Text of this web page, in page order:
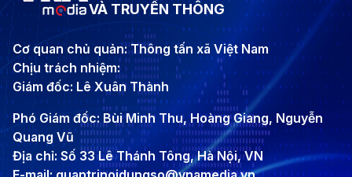
VÀ TRUYỀN THÔNG
Cơ quan chủ quản: Thông tấn xã Việt Nam
Chịu trách nhiệm:
Giám đốc: Lê Xuân Thành
Phó Giám đốc: Bùi Minh Thu, Hoàng Giang, Nguyễn
Quang Vũ
Địa chỉ: Số 33 Lê Thánh Tông, Hà Nội, VN